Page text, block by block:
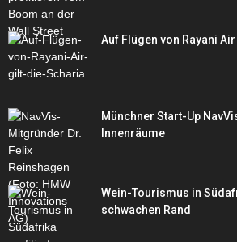
Auf Flügen von Rayani
Münchner Start-Up
Innenräume
Wein-Tourismus in
schwachen Rand